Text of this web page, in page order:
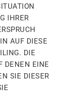
IHRER
AUF DIESE
DIE
DENEN EINE
SIE DIESER